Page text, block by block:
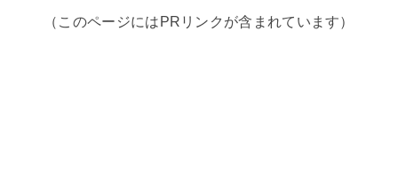
（このページにはPRリンクが含まれています）